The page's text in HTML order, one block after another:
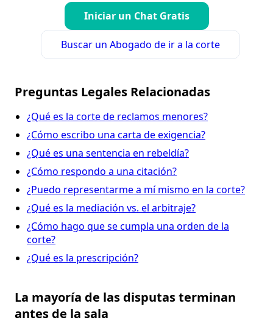
Iniciar un Chat Gratis
Buscar un Abogado de ir a la corte
Preguntas Legales Relacionadas
¿Qué es la corte de reclamos menores?
¿Cómo escribo una carta de exigencia?
¿Qué es una sentencia en rebeldía?
¿Cómo respondo a una citación?
¿Puedo representarme a mí mismo en la corte?
¿Qué es la mediación vs. el arbitraje?
¿Cómo hago que se cumpla una orden de la
corte?
¿Qué es la prescripción?
La mayoría de las disputas terminan
antes de la sala